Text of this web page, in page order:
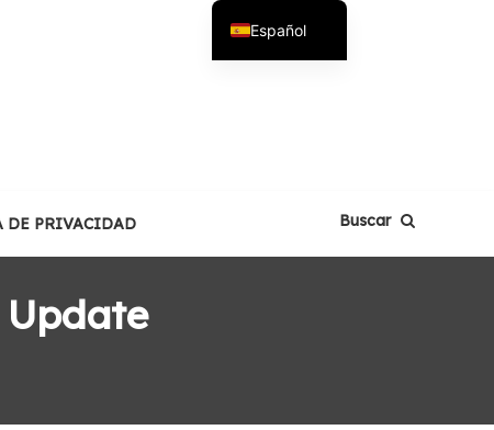
DE PRIVACIDAD Buscar
Español
English